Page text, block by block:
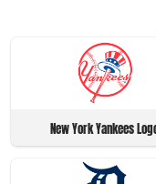
New York Yankees